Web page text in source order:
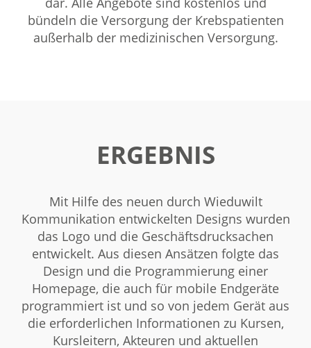
bündeln die Versorgung der Krebspatienten
außerhalb der medizinischen Versorgung.
ERGEBNIS
Mit Hilfe des neuen durch Wieduwilt
Kommunikation entwickelten Designs wurden
das Logo und die Geschäftsdrucksachen
entwickelt. Aus diesen Ansätzen folgte das
Design und die Programmierung einer
Homepage, die auch für mobile Endgeräte
programmiert ist und so von jedem Gerät aus
die erforderlichen Informationen zu Kursen,
Kursleitern, Akteuren und aktuellen